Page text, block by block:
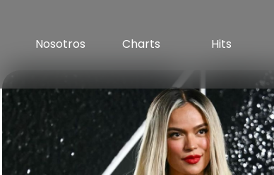
Nosotros Charts Hits